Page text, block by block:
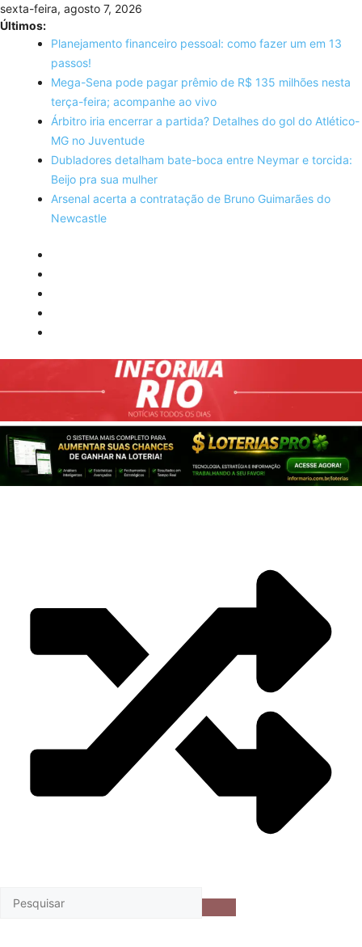
Skip
to
content
sexta-feira, agosto 7, 2026
Últimos:
Planejamento financeiro pessoal: como fazer um em 13
passos!
Mega-Sena pode pagar prêmio de R$ 135 milhões nesta
terça-feira; acompanhe ao vivo
Árbitro iria encerrar a partida? Detalhes do gol do Atlético-
MG no Juventude
Dubladores detalham bate-boca entre Neymar e torcida:
Beijo pra sua mulher
Arsenal acerta a contratação de Bruno Guimarães do
Newcastle